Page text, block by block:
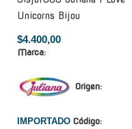
Unicorns Bijou
$4.400,00
Marca:
Origen:
IMPORTADO Código: